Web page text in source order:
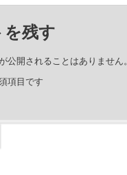
残す
公開されることはありません。
項目です